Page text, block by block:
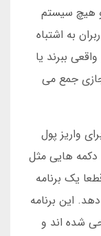
و هیچ سیستم
به اشتباه
ببرند یا
جمع می
واریز پول
دکمه هایی مثل
یک برنامه
این برنامه
شده اند و